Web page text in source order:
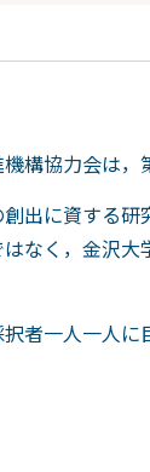
構協力会は
出に資する
なく，金沢
者一人一人に